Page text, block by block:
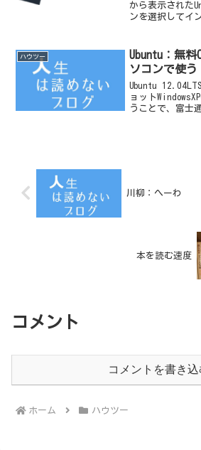
から表示された
ンを選択してイ
ハウツー
Ubuntu：無料
ソコンで使う
Ubuntu
ョット
うことで、富士
川柳：へーわ
本を読む速度
コメント
コメントを書き込
ホーム ハウツー